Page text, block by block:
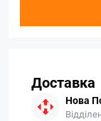
Доставка
Нова